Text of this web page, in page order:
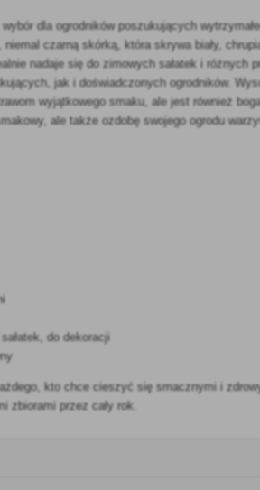
dla ogrodników poszukujących
czarną skórką, która skrywa biały,
nadaje się do zimowych sałatek i różnych
jak i doświadczonych ogrodników.
wyjątkowego smaku, ale jest również
ale także ozdobę swojego ogrodu
do dekoracji
kto chce cieszyć się smacznymi i
zbiorami przez cały rok.